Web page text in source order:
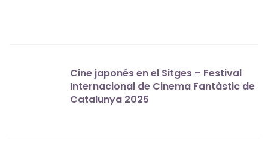
Cine japonés en el Sitges – Festival
Internacional de Cinema Fantàstic de
Catalunya 2025